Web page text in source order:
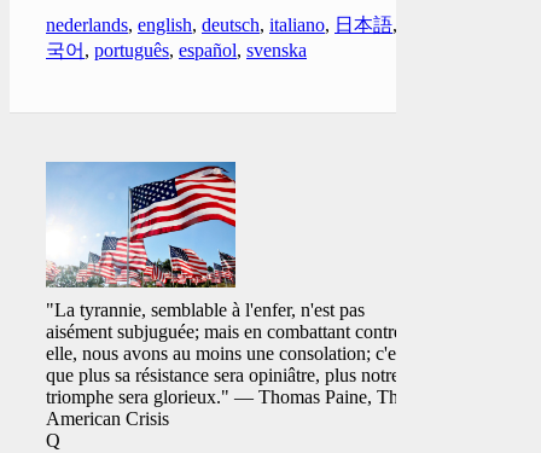
nederlands, english, deutsch, italiano, 日本語,
국어 , português, español, svenska
"La tyrannie, semblable à l'enfer, n'est pas
aisément subjuguée; mais en combattant contre
elle, nous avons au moins une consolation; c'est
que plus sa résistance sera opiniâtre, plus notre
triomphe sera glorieux." ― Thomas Paine, The
American Crisis
Q